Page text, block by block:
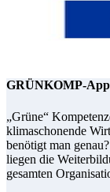
GRÜNKOMP-App
„Grüne“
klimaschonende
benötigt man
liegen die
gesamten